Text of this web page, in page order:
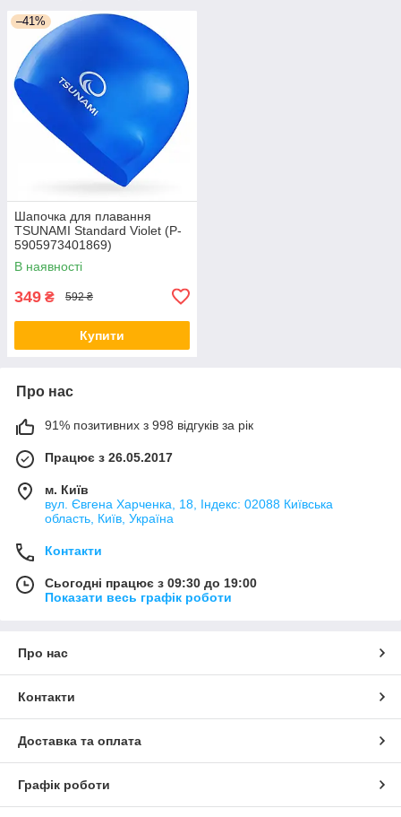
–41%
Шапочка для плавання
TSUNAMI Standard Violet (P-
5905973401869)
В наявності
349 ₴ 592 ₴
Купити
Про нас
91% позитивних з 998 відгуків за рік
Працює з 26.05.2017
м. Київ
вул. Євгена Харченка, 18, Індекс: 02088 Київська
область, Київ, Україна
Контакти
Сьогодні працює з 09:30 до 19:00
Показати весь графік роботи
Про нас
Контакти
Доставка та оплата
Графік роботи